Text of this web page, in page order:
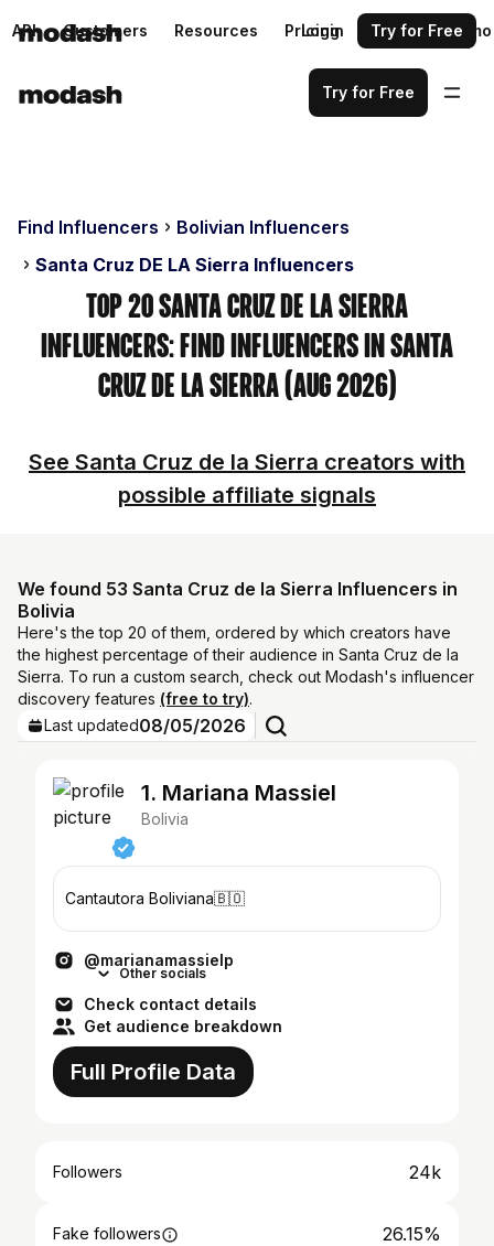
API Customers Resources Pricing Request a demo
Login Try for Free
Try for Free
Find Influencers
Bolivian Influencers
Santa Cruz DE LA Sierra Influencers
Top 20 Santa Cruz De La Sierra
Influencers: Find Influencers in Santa
Cruz De La Sierra (Aug 2026)
See Santa Cruz de la Sierra creators with
possible affiliate signals
We found 53 Santa Cruz de la Sierra Influencers in
Bolivia
Here's the top 20 of them, ordered by which creators have
the highest percentage of their audience in Santa Cruz de la
Sierra. To run a custom search, check out Modash's influencer
discovery features (free to try).
Last updated08/05/2026
1. Mariana Massiel
Bolivia
Cantautora Boliviana🇧🇴
@marianamassielp
Other socials
Check contact details
Get audience breakdown
Full Profile Data
Followers 24k
Fake followers 26.15%